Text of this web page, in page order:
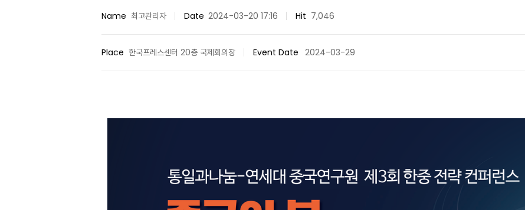
Name 최고관리자 Date 2024-03-20 17:16 Hit 7,046
Place 한국프레스센터 20층 국제회의장 Event Date 2024-03-29